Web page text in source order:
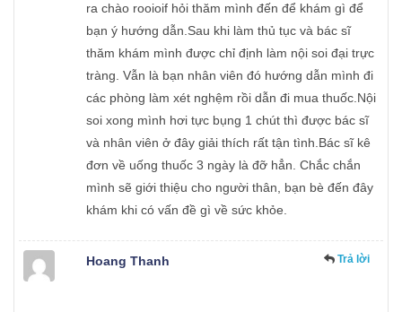
ra chào rooioif hỏi thăm mình đến để khám gì để
bạn ý hướng dẫn.Sau khi làm thủ tục và bác sĩ
thăm khám mình được chỉ định làm nội soi đại trực
tràng. Vẫn là bạn nhân viên đó hướng dẫn mình đi
các phòng làm xét nghệm rồi dẫn đi mua thuốc.Nội
soi xong mình hơi tực bụng 1 chút thì được bác sĩ
và nhân viên ở đây giải thích rất tận tình.Bác sĩ kê
đơn về uống thuốc 3 ngày là đỡ hẳn. Chắc chắn
mình sẽ giới thiệu cho người thân, bạn bè đến đây
khám khi có vấn đề gì về sức khỏe.
Hoang Thanh Trả lời